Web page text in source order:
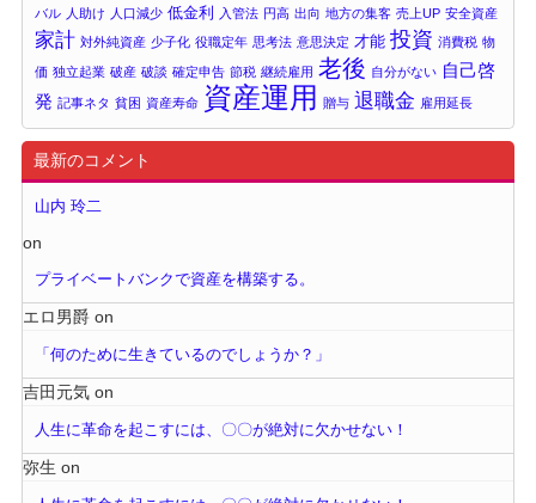
バル
人助け 人口減少 低金利 入管法 円高 出向 地方の集客 売上UP 安全資産
家計 対外純資産 少子化 役職定年 思考法 意思決定 才能 投資 消費税 物
価 独立起業 破産 破談 確定申告 節税 継続雇用 老後 自分がない 自己啓
発 記事ネタ 貧困 資産寿命 資産運用 贈与 退職金 雇用延長
最新のコメント
山内 玲二
on
プライベートバンクで資産を構築する。
エロ男爵 on
「何のために生きているのでしょうか？」
吉田元気 on
人生に革命を起こすには、〇〇が絶対に欠かせない！
弥生 on